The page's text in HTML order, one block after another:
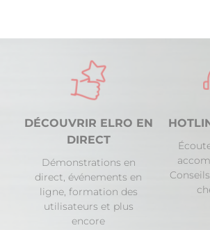
DÉCOUVRIR ELRO EN
DIRECT
Démonstrations en
direct, événements en
ligne, formation des
utilisateurs et plus
encore